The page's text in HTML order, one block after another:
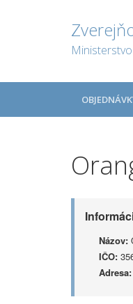
Názov:
IČO:
Adresa: